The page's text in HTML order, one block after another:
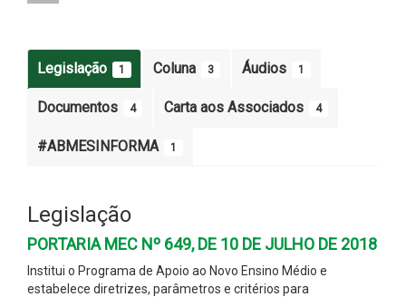
Legislação 1 Coluna 3 Áudios 1
Documentos 4 Carta aos Associados 4
#ABMESINFORMA 1
Legislação
PORTARIA MEC Nº 649, DE 10 DE JULHO DE 2018
Institui o Programa de Apoio ao Novo Ensino Médio e
estabelece diretrizes, parâmetros e critérios para